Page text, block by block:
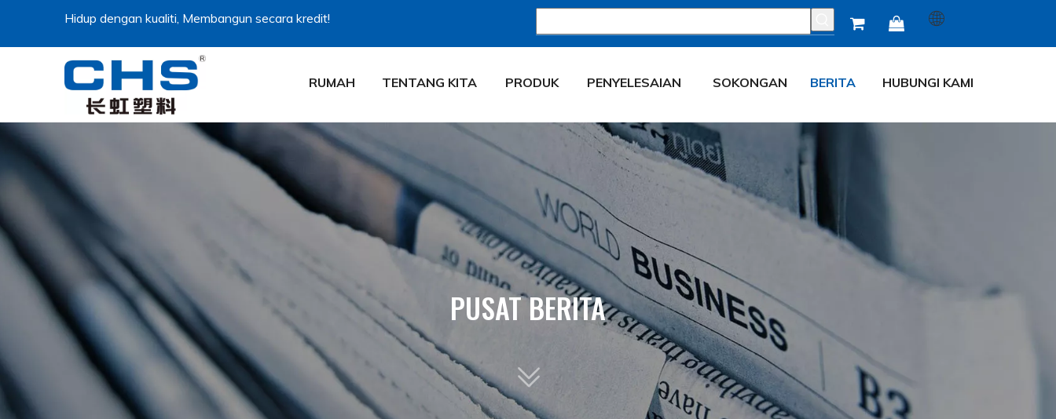
Hidup dengan kualiti, Membangun secara kredit!  
RUMAH TENTANG KITA PRODUK PENYELESAIAN SOKONGAN BERITA HUBUNGI KAMI
PUSAT BERITA